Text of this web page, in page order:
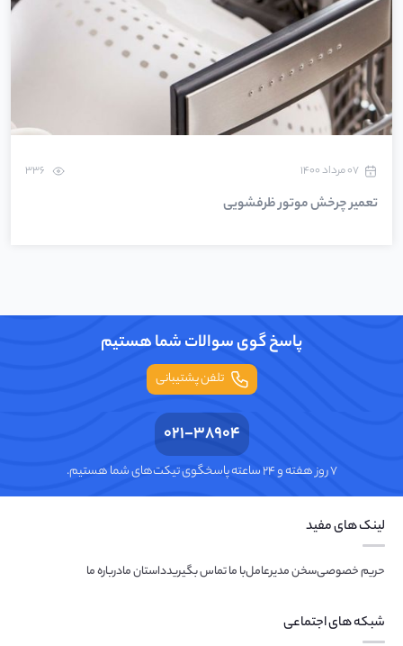
۰۷ مرداد ۱۴۰۰
تعمیر چرخش موتور ظرفشویی
پاسخ گوی سوالات شما هستیم
تلفن پشتیبانی
021-38904
۷ روز هفته و ۲۴ ساعته پاسخگوی تیکت‌های شما هستیم.
لینک های مفید
حریم خصوصیسخن مدیرعاملبا ما تماس بگیریدداستان مادرباره ما
شبکه های اجتماعی